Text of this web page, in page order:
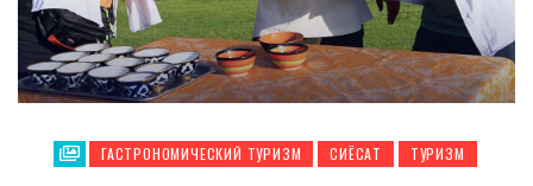
ГАСТРОНОМИЧЕСКИЙ ТУРИЗМ СИЁСАТ ТУРИЗМ